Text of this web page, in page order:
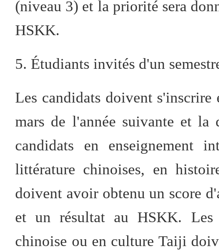
(niveau 3) et la priorité sera
HSKK.
5. Étudiants invités d'un
Les candidats doivent s'inscrire
mars de l'année suivante et
candidats en enseignement
littérature chinoises, en
doivent avoir obtenu un score
et un résultat au HSKK. Les
chinoise ou en culture Taiji